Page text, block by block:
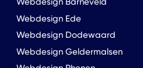
Webdesign Ede
Webdesign Dodewaard
Webdesign Geldermalsen